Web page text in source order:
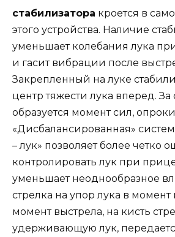
стабилизатора кроется в
этого устройства. Наличие
уменьшает колебания лука
и гасит вибрации после
Закрепленный на луке
центр тяжести лука вперед. За
образуется момент сил,
«Дисбалансированная»
– лук» позволяет более четко
контролировать лук при
уменьшает неоднообразное
стрелка на упор лука в момент
момент выстрела, на кисть
удерживающую лук,